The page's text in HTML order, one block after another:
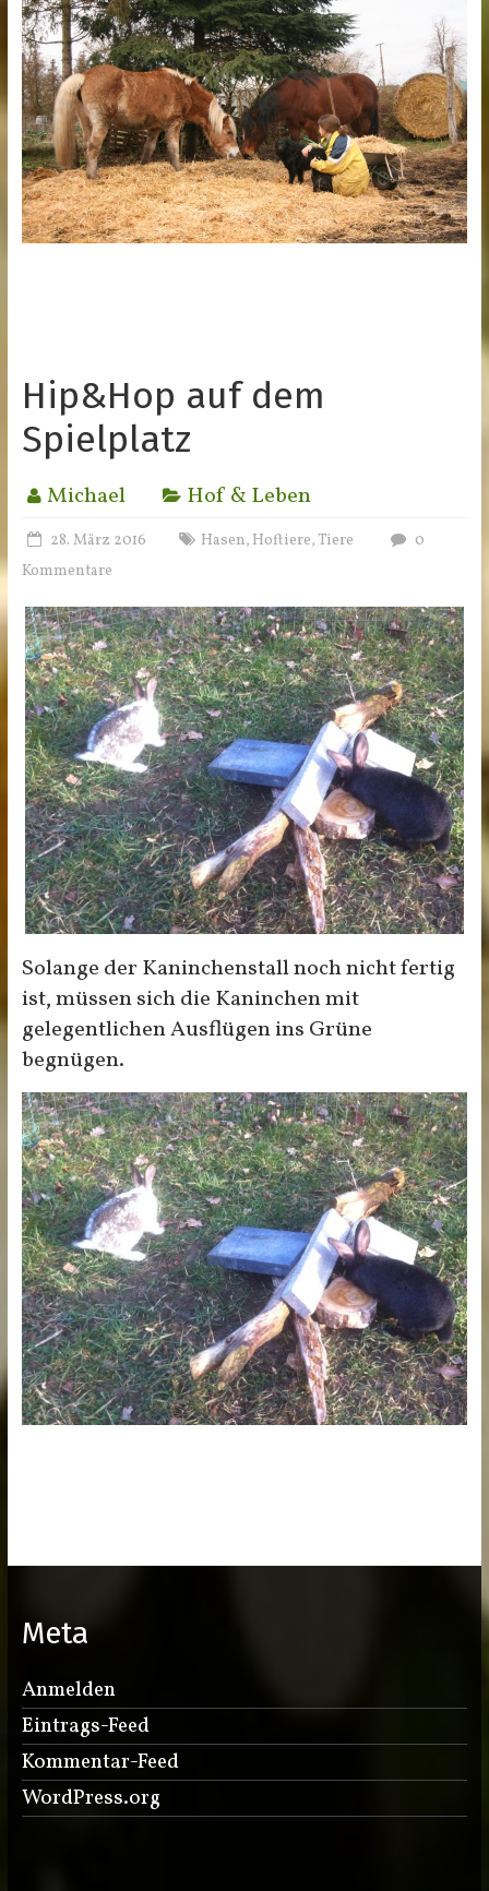
Hip&Hop auf dem
Spielplatz
Michael Hof & Leben
28. März 2016 Hasen, Hoftiere,Tiere
0
Kommentare
Solange der Kaninchenstall noch nicht fertig
ist, müssen sich die Kaninchen mit
gelegentlichen Ausflügen ins Grüne
begnügen.
Meta
Anmelden
Eintrags-Feed
Kommentar-Feed
WordPress.org